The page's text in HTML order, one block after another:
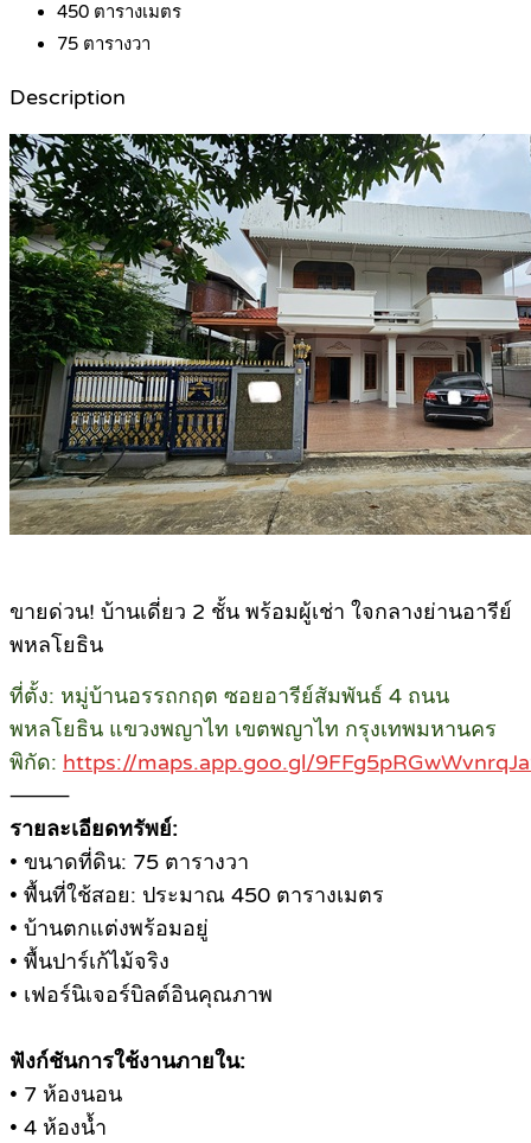
450 ตารางเมตร
75 ตารางวา
Description
ขายด่วน! บ้านเดี่ยว 2 ชั้น พร้อมผู้เช่า ใจกลางย่านอารีย์
พหลโยธิน
ที่ตั้ง: หมู่บ้านอรรถกฤต ซอยอารีย์สัมพันธ์ 4 ถนน
พหลโยธิน แขวงพญาไท เขตพญาไท กรุงเทพมหานคร
พิกัด: https://maps.app.goo.gl/
⸻
รายละเอียดทรัพย์:
• ขนาดที่ดิน: 75 ตารางวา
• พื้นที่ใช้สอย: ประมาณ 450 ตารางเมตร
• บ้านตกแต่งพร้อมอยู่
• พื้นปาร์เก้ไม้จริง
• เฟอร์นิเจอร์บิลต์อินคุณภาพ
ฟังก์ชันการใช้งานภายใน:
• 7 ห้องนอน
• 4 ห้องน้ำ